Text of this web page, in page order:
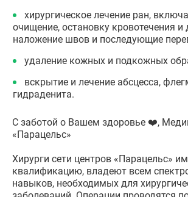
хирургическое лечение ран,
очищение, остановку кровотечения
наложение швов и последующие
удаление кожных и подкожных
вскрытие и лечение абсцесса,
гидраденита.
С заботой о Вашем здоровье ❤️,
«Парацельс»
Хирурги сети центров «Парацельс»
квалификацию, владеют всем
навыков, необходимых для